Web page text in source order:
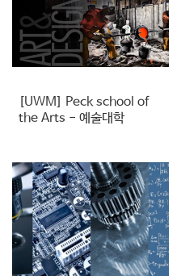
[UWM] Peck school of
the Arts​ - 예술대학